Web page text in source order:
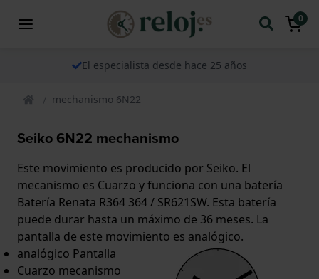
0
El especialista desde hace 25 años
mechanismo 6N22
Seiko 6N22 mechanismo
Este movimiento es producido por Seiko. El
mecanismo es Cuarzo y funciona con una batería
Batería Renata R364 364 / SR621SW. Esta batería
puede durar hasta un máximo de 36 meses. La
pantalla de este movimiento es analógico.
analógico Pantalla
Cuarzo mecanismo